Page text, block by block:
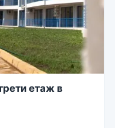
етаж в